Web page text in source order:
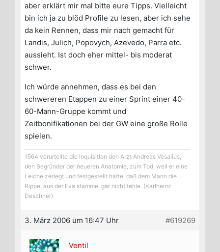
aber erklärt mir mal bitte eure Tipps. Vielleicht
bin ich ja zu blöd Profile zu lesen, aber ich sehe
da kein Rennen, dass mir nach gemacht für
Landis, Julich, Popovych, Azevedo, Parra etc.
aussieht. Ist doch eher mittel- bis moderat
schwer.
Ich würde annehmen, dass es bei den
schwereren Etappen zu einer Sprint einer 40-
60-Mann-Gruppe kommt und
Zeitbonifikationen bei der GW eine große Rolle
spielen.
1564 verurteilte die Inquisition den Arzt Andreas Vesalius,
den Begründer der neueren Anatomie, zum Tod, weil er eine
Leiche zerlegt und festgestellt hatte, daß dem Mann die
Rippe, aus der Eva stamme, gar nicht fehle. (Karlheinz
Deschner)
3. März 2006 um 16:47 Uhr #619269
Ventil